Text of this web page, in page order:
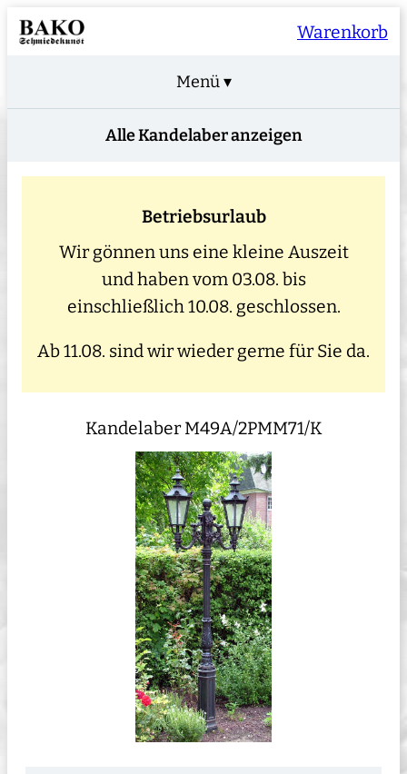
Warenkorb
Menü ▾
Alle Kandelaber anzeigen
Betriebsurlaub
Wir gönnen uns eine kleine Auszeit
und haben vom 03.08. bis
einschließlich 10.08. geschlossen.
Ab 11.08. sind wir wieder gerne für Sie da.
Kandelaber M49A/2PMM71/K